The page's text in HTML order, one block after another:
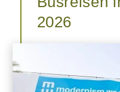
2026